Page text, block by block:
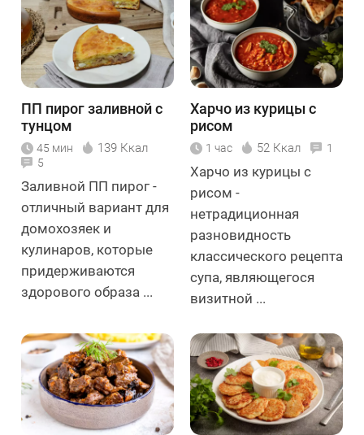
ПП пирог заливной с
тунцом
45 мин 139 Ккал
5
Заливной ПП пирог -
отличный вариант для
домохозяек и
кулинаров, которые
придерживаются
здорового образа ...
Харчо из курицы с
рисом
1 час 52 Ккал 1
Харчо из курицы с
рисом -
нетрадиционная
разновидность
классического рецепта
супа, являющегося
визитной ...